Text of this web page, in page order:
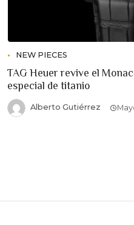
NEW PIECES
TAG Heuer revive el
especial de titanio
Alberto Gutiérrez